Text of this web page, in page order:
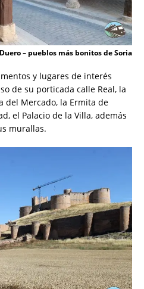
– pueblos más bonitos de Soria
y lugares de interés
de su porticada calle Real, la
del Mercado, la Ermita de
el Palacio de la Villa, además
murallas.